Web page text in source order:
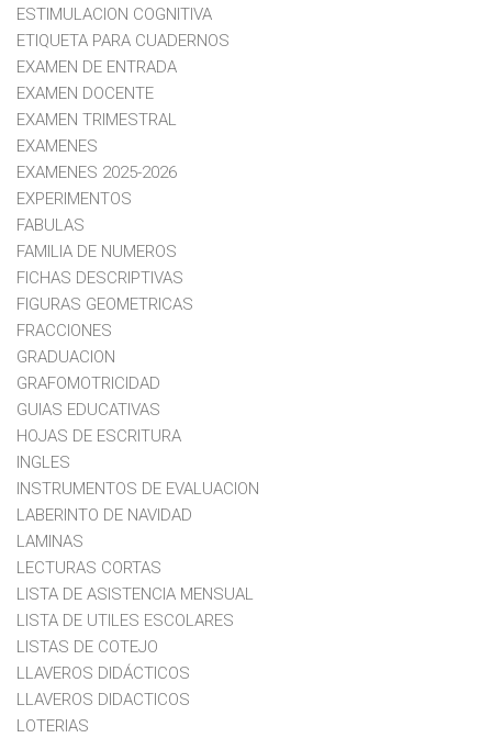
ESTIMULACION COGNITIVA
ETIQUETA PARA CUADERNOS
EXAMEN DE ENTRADA
EXAMEN DOCENTE
EXAMEN TRIMESTRAL
EXAMENES
EXAMENES 2025-2026
EXPERIMENTOS
FABULAS
FAMILIA DE NUMEROS
FICHAS DESCRIPTIVAS
FIGURAS GEOMETRICAS
FRACCIONES
GRADUACION
GRAFOMOTRICIDAD
GUIAS EDUCATIVAS
HOJAS DE ESCRITURA
INGLES
INSTRUMENTOS DE EVALUACION
LABERINTO DE NAVIDAD
LAMINAS
LECTURAS CORTAS
LISTA DE ASISTENCIA MENSUAL
LISTA DE UTILES ESCOLARES
LISTAS DE COTEJO
LLAVEROS DIDÁCTICOS
LLAVEROS DIDACTICOS
LOTERIAS